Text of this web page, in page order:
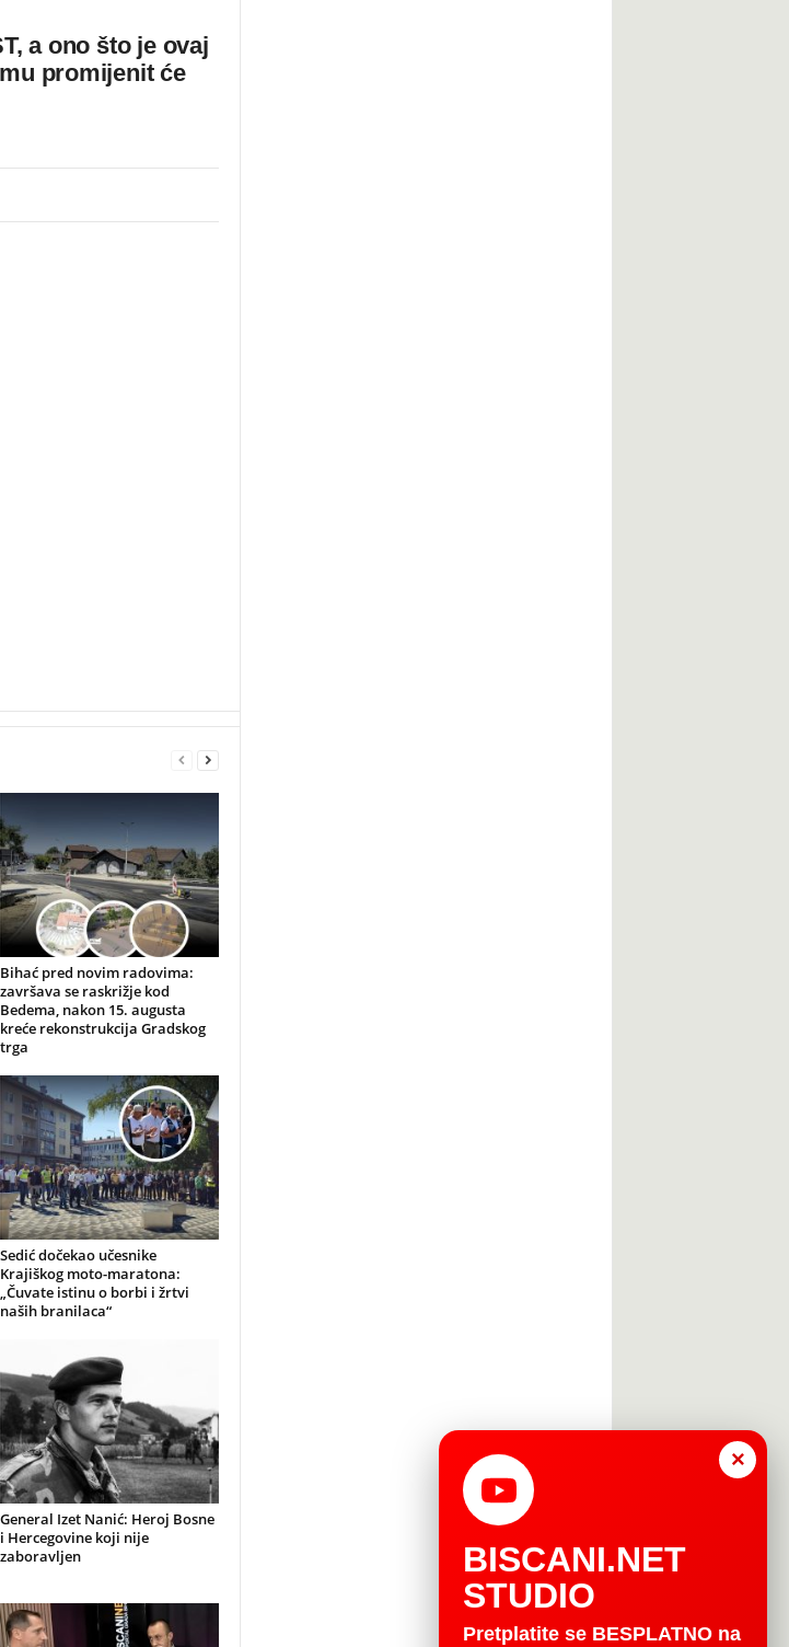
a ono što je ovaj
promijenit će
Bihać pred novim radovima:
završava se raskrižje kod
Bedema, nakon 15. augusta
kreće rekonstrukcija Gradskog
trga
Sedić dočekao učesnike
Krajiškog moto-maratona:
„Čuvate istinu o borbi i žrtvi
naših branilaca“
General Izet Nanić: Heroj Bosne
i Hercegovine koji nije
zaboravljen
×
BISCANI.NET
STUDIO
Pretplatite se BESPLATNO na